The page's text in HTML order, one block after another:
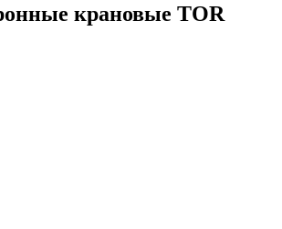
крановые TOR